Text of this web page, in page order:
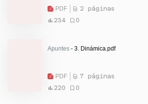
PDF
2 páginas
234
0
Apuntes - 3. Dinámica.pdf
PDF
7 páginas
220
0